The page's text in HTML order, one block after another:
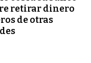
retirar dinero
de otras